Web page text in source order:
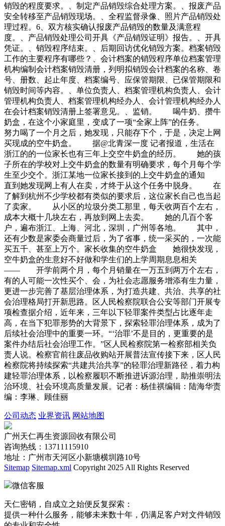
销毁的程度要求。、制定产品销毁综合处理方案。、报废产品
安全转移至产品销毁现场。、全程监督录像、照片产品销毁处
理过程。6、双方核实确认报废产品销毁的数量及满意程
度。、产品销毁处理公司开具《产品销毁证明》报告。、开具
凭证。、销毁程序结束。、后期回访优化销毁方案。档案销毁
工作的主要程序有哪些？、会计档案的销毁程序单位档案管理
机构编制会计档案销毁清册，列明拟销毁会计档案的名称、卷
号、册数、起止年度、档案编号、应保管期限、已保管期限和
销毁时间等内容。、单位负责人、档案管理机构负责人、会计
管理机构负责人、档案管理机构经办人、会计管理机构经办人
在会计档案销毁清册上签署意见。、监销。 喝牛奶、攒牛
奶盒，在这个小家庭里，变成了一项“全家上阵”的任务。
努力喝了一个月之后，她发现，只能存下个，于是，决定上网
买现成的空牛奶盒。 据@北青深一度 记者报道，生活在
浙江的的一位家长也有三年上交空牛奶盒的经历。 她的孩
子所在的学校对上交牛奶盒的数量有明确要求，每个月每个学
生至少交个。浙江某地一位家长接到的上交牛奶盒的通知
直到她发现网上有人在卖，才终于从这个任务中脱身。 在
了解到杭州不少学校都有类似的要求后，这位家长自己也当起
了卖家。 从小区的垃圾分类工那里，每天收两百个左右，
成本大概十几块左右，再放到网上去卖。 她的几百个客
户，遍布浙江、上海、河北，深圳，广州等各地。 其中，
还有少数是家委会商量过后，为了省事，统一采买的，一次能
买五千、甚至上万个。家长收集的空牛奶盒 她很快发现，
空牛奶盒的生意好不好做和学生们的上学周期息息相关
—— 开学前两个月，每个月销量在一万五到两万个左右，
有的人可能一次性买个、会，为社会志愿服务增添有生力量，
更进一步完善了基层治理体系，为打造共建、共治、共享的社
会治理格局打开新思路。区人民检察院联合公安等部门开展专
项检查据介绍，近年来，三年以下轻罪案件类型占比逐年走
高，在当下犯罪形势的大背景下，探索轻罪治理体系，成为了
后续社会治理中的重要一环。“‘治罪’不是目的，更重要的是
案件办结后社会治理工作。”区人民检察院第一检察部相关负
责人说。检察官前往废品收购站开展普法宣传接下来，区人民
检察院将持续探索“共建共治共享”的轻罪治理新路径，着力构
建轻罪治理体系，以检察履职不断推进诉源治理，助推崇明法
治环境、社会环境高质量发展。记者：杨佳祺编辑：陆海华责
编：李琳、顾佳丽
公司动态 业界资讯 网站地图
广州天仁再生资源回收有限公司
咨询热线：13711115910
地址：广州市天河区小新塘横圳路10号
Sitemap Sitemap.xml Copyright 2025 All Rights Reserved
微信客服
天仁密销，自成立之始便反复探索：
提供一种什么服务，能够未来数十年，仍满足客户对文件销毁